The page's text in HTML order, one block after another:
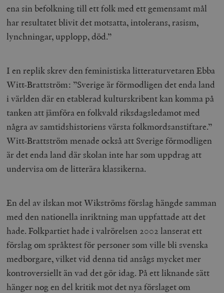
ena sin befolkning till ett folk med ett gemensamt mål
har resultatet blivit det motsatta, intolerans, rasism,
lynchningar, upplopp, död.”
I en replik skrev den feministiska litteraturvetaren Ebba
Witt-Brattström: ”Sverige är förmodligen det enda land
i världen där en etablerad kulturskribent kan komma på
tanken att jämföra en folkvald riksdagsledamot med
några av samtidshistoriens värsta folkmordsanstiftare.”
Witt-Brattström menade också att Sverige förmodligen
är det enda land där skolan inte har som uppdrag att
undervisa om de litterära klassikerna.
En del av ilskan mot Wikströms förslag hängde samman
med den nationella inriktning man uppfattade att det
hade. Folkpartiet hade i valrörelsen 2002 lanserat ett
förslag om språktest för personer som ville bli svenska
medborgare, vilket vid denna tid ansågs mycket mer
kontroversiellt än vad det gör idag. På ett liknande sätt
hänger nog en del kritik mot det nya förslaget om